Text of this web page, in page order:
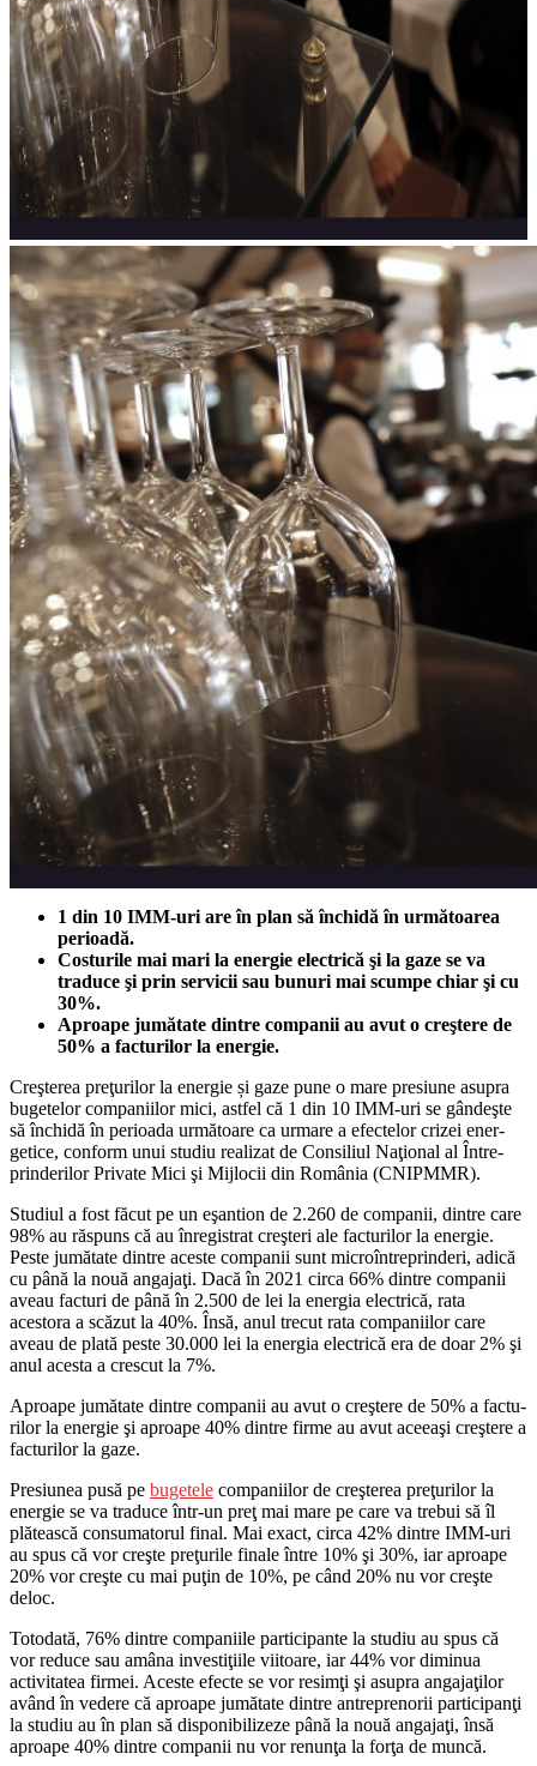
1 din 10 IMM-uri are în plan să închidă în următoarea
perioadă.
Costurile mai mari la energie electrică şi la gaze se va
traduce şi prin servicii sau bunuri mai scumpe chiar şi cu
30%.
Aproape jumătate dintre compa­nii au avut o creştere de
50% a factu­rilor la energie.
Creşterea preţurilor la energie și gaze pune o mare pre­siu­­ne asupra
bugetelor companiilor mici, astfel că 1 din 10 IMM-uri se gân­deşte
să închidă în perioada ur­mă­­toare ca urmare a efectelor crizei ener­­
getice, conform unui studiu rea­li­zat de Consiliul Naţional al În­tre­
prin­derilor Private Mici şi Mijlocii din România (CNIPMMR).
Studiul a fost făcut pe un eşantion de 2.260 de companii, dintre care
98% au răspuns că au înregistrat creş­teri ale facturilor la energie.
Peste ju­mă­tate dintre aceste compa­nii sunt mi­croîntreprinderi, adică
cu până la no­­uă angajaţi. Dacă în 2021 circa 66% dintre companii
aveau facturi de până în 2.500 de lei la energia elec­tri­că, rata
acestora a scăzut la 40%. Însă, anul trecut rata compa­ni­ilor care
aveau de pla­tă peste 30.000 lei la energia elec­trică era de doar 2% şi
anul acesta a crescut la 7%.
Aproape jumătate dintre compa­nii au avut o creştere de 50% a factu­
rilor la energie şi aproape 40% dintre firme au avut aceeaşi creştere a
factu­rilor la gaze.
Presiunea pusă pe bugetele com­pa­niilor de creşterea preţurilor la
energie se va traduce într-un preţ mai mare pe care va trebui să îl
plătească consumatorul final. Mai exact, circa 42% dintre IMM-uri
au spus că vor creşte preţurile finale între 10% şi 30%, iar aproape
20% vor creşte cu mai puţin de 10%, pe când 20% nu vor creşte
deloc.
Totodată, 76% dintre companiile participante la studiu au spus că
vor reduce sau amâna investiţiile viitoare, iar 44% vor diminua
activitatea firmei. Aceste efecte se vor resimţi şi asupra angajaţilor
având în vedere că aproape jumătate dintre antreprenorii participanţi
la studiu au în plan să disponibilizeze până la nouă angajaţi, însă
aproape 40% dintre companii nu vor renunţa la forţa de muncă.